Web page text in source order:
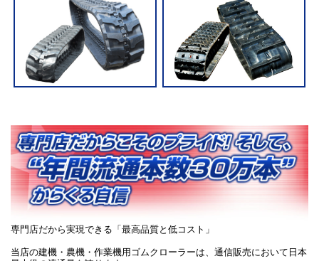
専門店だから実現できる「最高品質と低コスト」
当店の建機・農機・作業機用ゴムクローラーは、通信販売において日本